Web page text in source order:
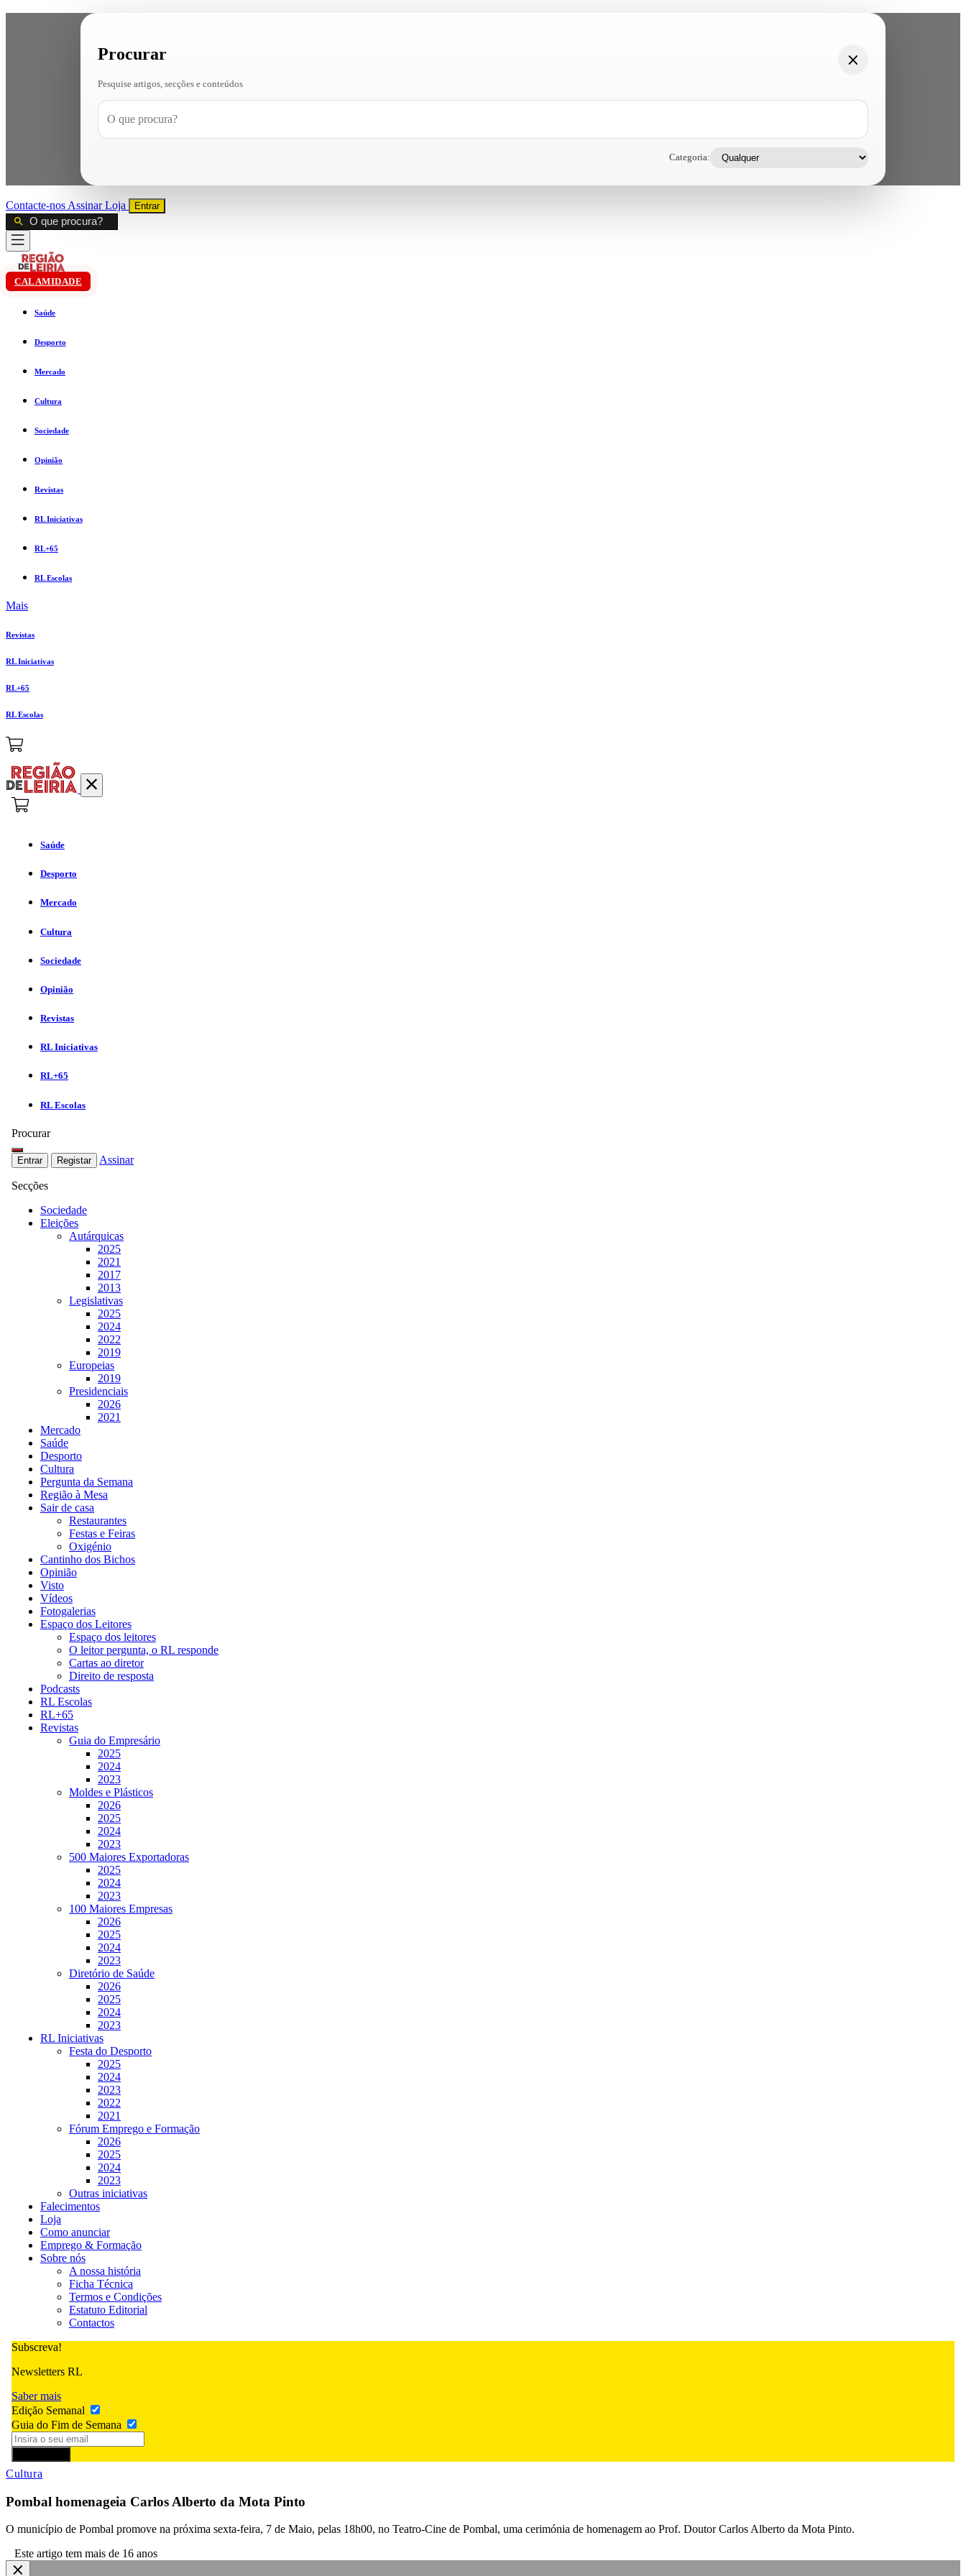
Procurar
Pesquise artigos, secções e conteúdos
Categoria:
Contacte-nos AssinarLoja Entrar
CALAMIDADE
Saúde
Desporto
Mercado
Cultura
Sociedade
Opinião
Revistas
RL Iniciativas
RL+65
RL Escolas
Mais
Revistas
RL Iniciativas
RL+65
RL Escolas
Saúde
Desporto
Mercado
Cultura
Sociedade
Opinião
Revistas
RL Iniciativas
RL+65
RL Escolas
Procurar
Entrar Registar Assinar
Secções
Sociedade
Eleições
Autárquicas
2025
2021
2017
2013
Legislativas
2025
2024
2022
2019
Europeias
2019
Presidenciais
2026
2021
Mercado
Saúde
Desporto
Cultura
Pergunta da Semana
Região à Mesa
Sair de casa
Restaurantes
Festas e Feiras
Oxigénio
Cantinho dos Bichos
Opinião
Visto
Vídeos
Fotogalerias
Espaço dos Leitores
Espaço dos leitores
O leitor pergunta, o RL responde
Cartas ao diretor
Direito de resposta
Podcasts
RL Escolas
RL+65
Revistas
Guia do Empresário
2025
2024
2023
Moldes e Plásticos
2026
2025
2024
2023
500 Maiores Exportadoras
2025
2024
2023
100 Maiores Empresas
2026
2025
2024
2023
Diretório de Saúde
2026
2025
2024
2023
RL Iniciativas
Festa do Desporto
2025
2024
2023
2022
2021
Fórum Emprego e Formação
2026
2025
2024
2023
Outras iniciativas
Falecimentos
Loja
Como anunciar
Emprego & Formação
Sobre nós
A nossa história
Ficha Técnica
Termos e Condições
Estatuto Editorial
Contactos
Subscreva!
Newsletters RL
Saber mais
Edição Semanal
Guia do Fim de Semana
Cultura
Pombal homenageia Carlos Alberto da Mota Pinto
O município de Pombal promove na próxima sexta-feira, 7 de Maio, pelas 18h00, no Teatro-Cine de Pombal, uma cerimónia de homenagem ao Prof. Doutor Carlos Alberto da Mota Pinto.
Este artigo tem mais de 16 anos